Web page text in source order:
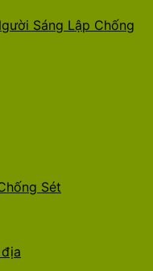
Sáng Lập Chống
Sét